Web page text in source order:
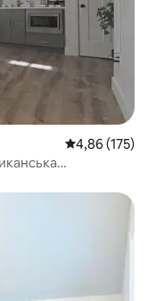
Середня
4,86 (175)